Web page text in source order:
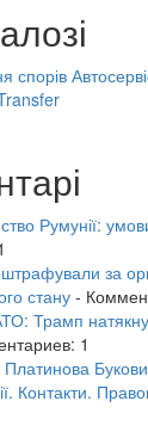
спорів
Румунії:
за
стану -
Трамп
1
Платинова
Контакти.